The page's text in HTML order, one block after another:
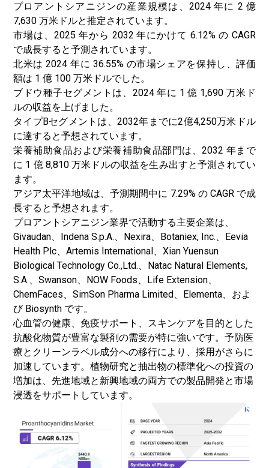
プロアントシアニジンの産業規模は、2024 年に 2 億
7,630 万米ドルと推定されています。
市場は、2025 年から 2032 年にかけて 6.12% の CAGR
で成長すると予測されています。
北米は 2024 年に 36.55% の市場シェアを保持し、評価
額は 1 億 100 万米ドルでした。
ブドウ種子セグメントは、2024 年に 1 億 1,690 万米ド
ルの収益を上げました。
タイプBセグメントは、2032年までに2億4,250万米ドル
に達すると予想されています。
栄養補助食品および栄養補助食品部門は、2032 年まで
に 1 億 8,810 万米ドルの収益を生み出すと予測されてい
ます。
アジア太平洋地域は、予測期間中に 7.29% の CAGR で成
長すると予想されます。
プロアントシアニジン業界で活動する主要企業は、
Givaudan、Indena S.p.A.、Nexira、Botaniex, Inc.、Eevia
Health Plc、Artemis International、Xian Yuensun
Biological Technology Co.,Ltd.、Natac Natural Elements,
S.A.、Swanson、NOW Foods、Life Extension、
ChemFaces、SimSon Pharma Limited、Elementa、およ
び Biosynth です。
心血管の健康、免疫サポート、スキンケアを目的とした
抗酸化物質が豊富な製剤の需要が特に強いです。予防医
療とクリーンラベル成分への移行により、採用がさらに
加速しています。植物研究と抽出物の標準化への投資の
増加は、先進地域と新興地域の両方での製品開発と市場
浸透をサポートしています。